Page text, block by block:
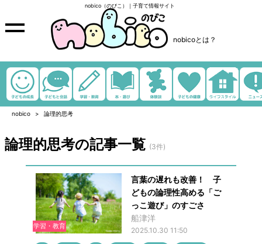
nobico（のびこ）｜子育て情報サイト
nobicoとは？
nobico 論理的思考
論理的思考の記事一覧 (3件)
学習・教育
言葉の遅れも改善！ 子
どもの論理性高める「ご
っこ遊び」のすごさ
船津洋
2025.10.30 11:50